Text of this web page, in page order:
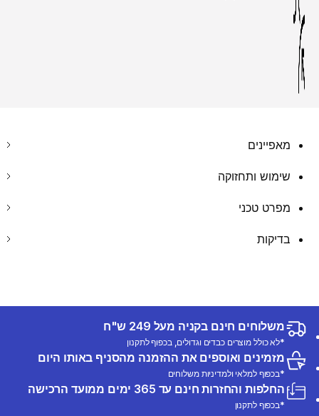
מאפיינים
שימוש ותחזוקה
מפרט טכני
בדיקות
משלוחים חינם בקניה מעל 249 ש"ח
*לא כולל מוצרים כבדים וגדולים, בכפוף לתקנון
מזמינים ואוספים את ההזמנה מהסניף באותו היום
*בכפוף למלאי ולמדיניות משלוחים
החלפות והחזרות חינם עד 365 ימים ממועד הרכישה
*בכפוף לתקנון